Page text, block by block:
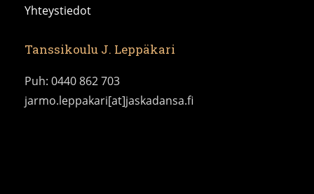
Yhteystiedot
Tanssikoulu J. Leppäkari
Puh: 0440 862 703
jarmo.leppakari[at]jaskadansa.fi